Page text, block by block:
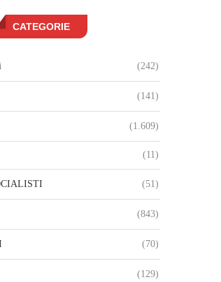
CATEGORIE
(242)
(141)
(1.609)
(11)
(51)
(843)
(70)
(129)